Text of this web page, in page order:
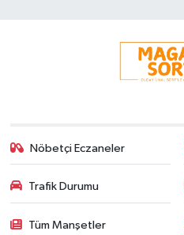
Nöbetçi Eczaneler
Trafik Durumu
Tüm Manşetler